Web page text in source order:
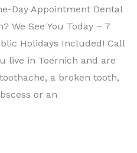
Day Appointment Dental
We See You Today – 7
Holidays Included! Call
live in Toernich and are
a broken tooth,
or an